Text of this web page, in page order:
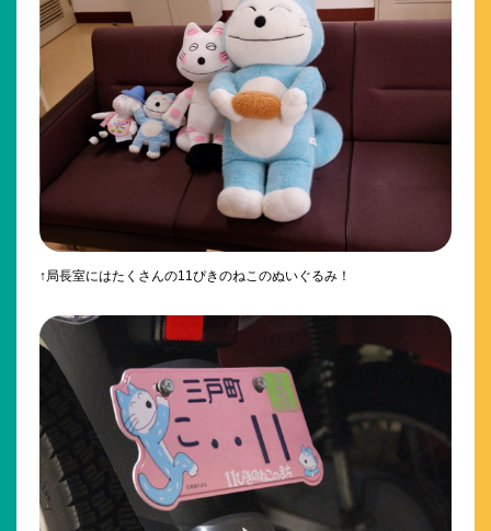
↑局長室にはたくさんの11ぴきのねこのぬいぐるみ！